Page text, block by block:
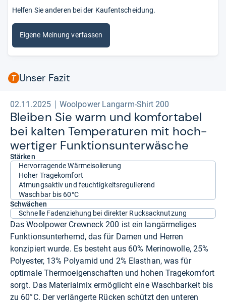
Helfen Sie anderen bei der Kaufentscheidung.
Eigene Meinung verfassen
Unser Fazit
02.11.2025 Woolpower Langarm-Shirt 200
Blei­ben Sie warm und kom­for­ta­bel
bei kal­ten Tem­pe­ra­tu­ren mit hoch­
wer­ti­ger Funk­ti­ons­un­ter­wä­sche
Stärken
Hervorragende Wärmeisolierung
Hoher Tragekomfort
Atmungsaktiv und feuchtigkeitsregulierend
Waschbar bis 60°C
Schwächen
Schnelle Fadenziehung bei direkter Rucksacknutzung
Das Woolpower Crewneck 200 ist ein langärmeliges
Funktionsunterhemd, das für Damen und Herren
konzipiert wurde. Es besteht aus 60% Merinowolle, 25%
Polyester, 13% Polyamid und 2% Elasthan, was für
optimale Thermoeigenschaften und hohen Tragekomfort
sorgt. Das Materialmix ermöglicht eine Waschbarkeit bis
zu 60°C. Der verlängerte Rücken schützt den unteren